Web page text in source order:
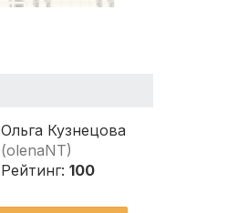
Ольга Кузнецова
(olenaNT)
Рейтинг: 100